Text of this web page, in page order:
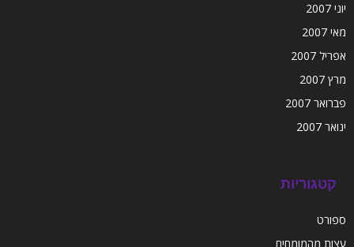
יוני 2007
מאי 2007
אפריל 2007
מרץ 2007
פברואר 2007
ינואר 2007
קטגוריות
ספורט
עצות מהמומחים